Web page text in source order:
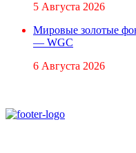
5 Августа 2026
Мировые золотые
— WGC
6 Августа 2026